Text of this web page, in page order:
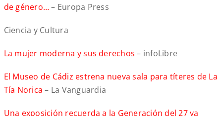
de género…– Europa Press
Ciencia y Cultura
La mujer moderna y sus derechos – infoLibre
El Museo de Cádiz estrena nueva sala para títeres de La
Tía Norica – La Vanguardia
Una exposición recuerda a la Generación del 27 ya